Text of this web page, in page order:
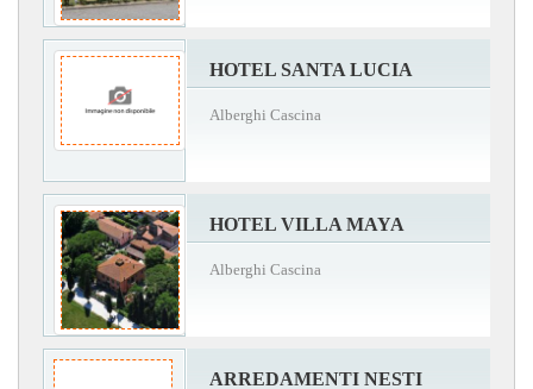
HOTEL SANTA LUCIA
Alberghi Cascina
HOTEL VILLA MAYA
Alberghi Cascina
ARREDAMENTI NESTI